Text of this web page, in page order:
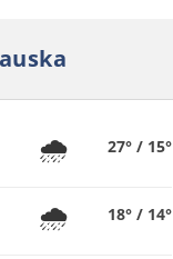
🌧️ 27° / 15°
🌧️ 18° / 14°